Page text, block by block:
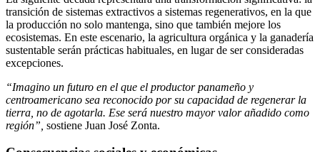
transición de sistemas extractivos a sistemas regenerativos, en la que
la producción no solo mantenga, sino que también mejore los
ecosistemas. En este escenario, la agricultura orgánica y la ganadería
sustentable serán prácticas habituales, en lugar de ser consideradas
excepciones.
“Imagino un futuro en el que el productor panameño y
centroamericano sea reconocido por su capacidad de regenerar la
tierra, no de agotarla. Ese será nuestro mayor valor añadido como
región”, sostiene Juan José Zonta.